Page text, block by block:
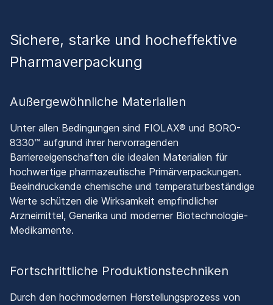
Sichere, starke und hocheffektive
Pharmaverpackung
Außergewöhnliche Materialien
Unter allen Bedingungen sind FIOLAX® und BORO-
8330™ aufgrund ihrer hervorragenden
Barriereeigenschaften die idealen Materialien für
hochwertige pharmazeutische Primärverpackungen.
Beeindruckende chemische und temperaturbeständige
Werte schützen die Wirksamkeit empfindlicher
Arzneimittel, Generika und moderner Biotechnologie-
Medikamente.
Fortschrittliche Produktionstechniken
Durch den hochmodernen Herstellungsprozess von